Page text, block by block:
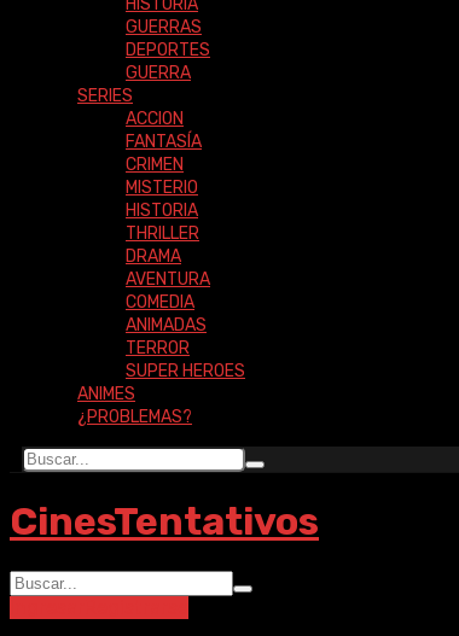
GUERRAS
DEPORTES
GUERRA
SERIES
ACCION
FANTASÍA
CRIMEN
MISTERIO
HISTORIA
THRILLER
DRAMA
AVENTURA
COMEDIA
ANIMADAS
TERROR
SUPER HEROES
ANIMES
¿PROBLEMAS?
CinesTentativos